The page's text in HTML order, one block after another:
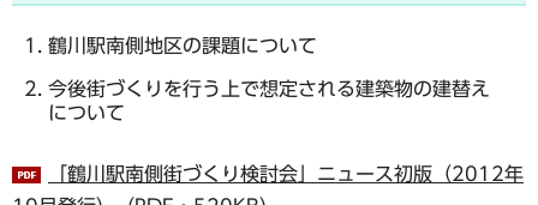
鶴川駅南側地区の課題について
今後街づくりを行う上で想定される建築物の建替え
について
「鶴川駅南側街づくり検討会」ニュース初版（2012年